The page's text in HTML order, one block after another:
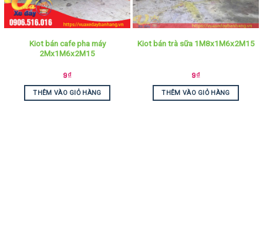
Kiot bán cafe pha máy
2Mx1M6x2M15
9₫
THÊM VÀO GIỎ HÀNG
Kiot bán trà sữa 1M8x1M6x2M15
9₫
THÊM VÀO GIỎ HÀNG